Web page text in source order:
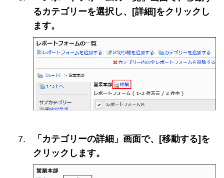
るカテゴリーを選択し、[詳細]をクリックし
ます。
「カテゴリーの詳細」画面で、[移動する]を
クリックします。